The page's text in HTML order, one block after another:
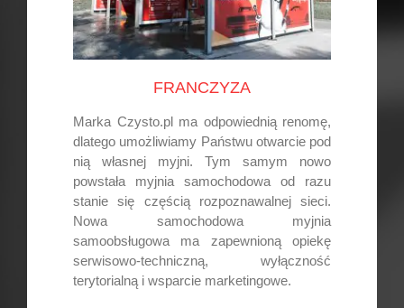
FRANCZYZA
Marka Czysto.pl ma odpowiednią renomę,
dlatego umożliwiamy Państwu otwarcie pod
nią własnej myjni. Tym samym nowo
powstała myjnia samochodowa od razu
stanie się częścią rozpoznawalnej sieci.
Nowa samochodowa myjnia
samoobsługowa ma zapewnioną opiekę
serwisowo-techniczną, wyłączność
terytorialną i wsparcie marketingowe.